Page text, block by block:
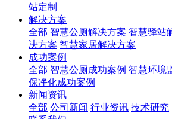
站定制
解决方案
全部 智慧公厕解决方案 智慧驿站
决方案 智慧家居解决方案
成功案例
全部 智慧公厕成功案例 智慧环境
保净化成功案例
新闻资讯
全部 公司新闻 行业资讯 技术研究